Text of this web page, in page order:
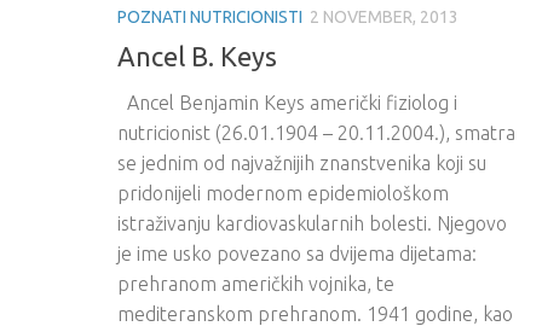
POZNATI NUTRICIONISTI 2 NOVEMBER, 2013
Ancel B. Keys
Ancel Benjamin Keys američki fiziolog i
nutricionist (26.01.1904 – 20.11.2004.), smatra
se jednim od najvažnijih znanstvenika koji su
pridonijeli modernom epidemiološkom
istraživanju kardiovaskularnih bolesti. Njegovo
je ime usko povezano sa dvijema dijetama:
prehranom američkih vojnika, te
mediteranskom prehranom. 1941 godine, kao